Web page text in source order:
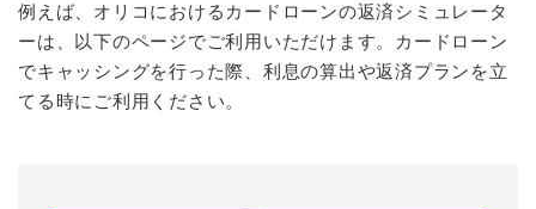
例えば、オリコにおけるカードローンの返済シミュレータ
ーは、以下のページでご利用いただけます。カードローン
でキャッシングを行った際、利息の算出や返済プランを立
てる時にご利用ください。